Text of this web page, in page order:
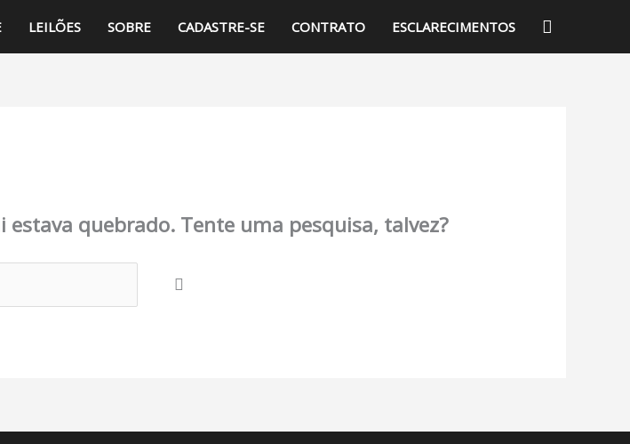
LEILÕES SOBRE CADASTRE-SE CONTRATO ESCLARECIMENTOS
quebrado. Tente uma pesquisa, talvez?